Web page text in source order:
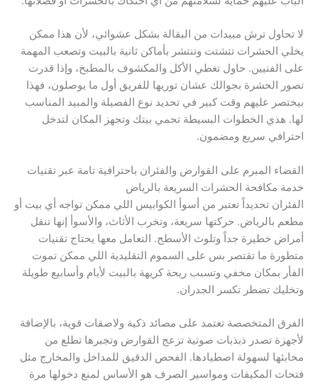
لا تحاول ترش مبيدات من البقالة بشكل عشوائي، لأن هذا ممكن
يخلي الحشرات تتشتت وتنتشر بأماكن ثانية بالبيت وتصعب المهمة
على الفنيين. حاول تغطي الأكل والمكشوف بالمطبخ، وإذا قدرت
تصور الحشرة بجوالك عشان توريها للفريق أول ما يوصلون، فهذا
بيختصر عليهم وقت كبير في تحديد نوع الفصيلة والمبيد المناسب
لها. هذي الخطوات البسيطة تحمي بيتك وتجهز المكان لتدخل
احترافي سريع ومضمون.
القضاء المبرم على القوارض والفئران باحترافية تامة عبر تقنيات
خدمة مكافحة الحشرات السريعة بالرياض
الفئران تحديداً تعتبر من أسوأ الكوابيس اللي ممكن تواجه أي بيت أو
مطعم بالرياض. حركتها سريعة، وتخرب الأثاث، والأسوأ إنها تنقل
أمراض خطيرة جداً وتلوث الأسطح. التعامل معها يحتاج تقنيات
متطورة ما تقتصر بس على السموم التقليدية اللي ممكن تموت
الفأر بمكان مخفي وتسبب ريحة كريهة بالبيت لأيام وأسابيع طويلة
وتخليك تضطر تكسر الجدران.
الفرق المتخصصة تعتمد على مصائد ذكية ولاصقات قوية، بالإضافة
لأجهزة تصدر ذبذبات صوتية تزعج القوارض وتجبرها تطلع من
مخابئها لسهولة اصطيادها. الفحص الدقيق للمداخل والمخارج مثل
فتحات المكيفات ومواسير الصرف هو الأساس لمنع دخولها مرة